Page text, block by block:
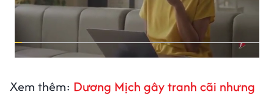
Xem thêm: Dương Mịch gây tranh cãi nhưng